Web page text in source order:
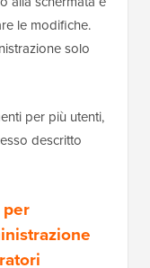
le modifiche.
solo
per più utenti,
descritto